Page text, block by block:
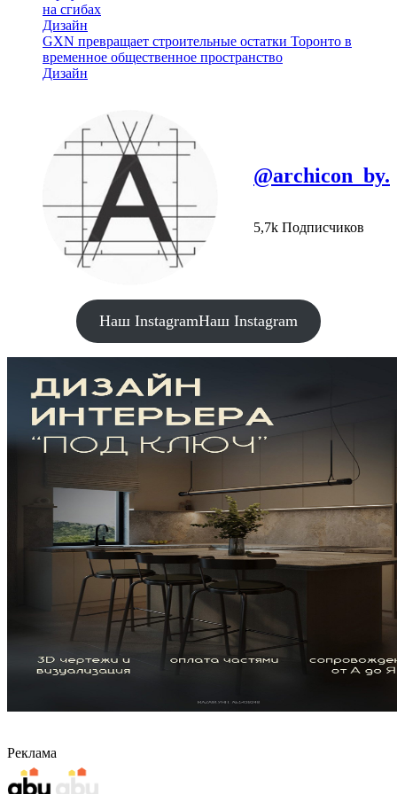
на сгибах
Дизайн
GXN превращает строительные остатки Торонто в
временное общественное пространство
Дизайн
@archicon_by.
5,7k Подписчиков
Наш InstagramНаш Instagram
Реклама